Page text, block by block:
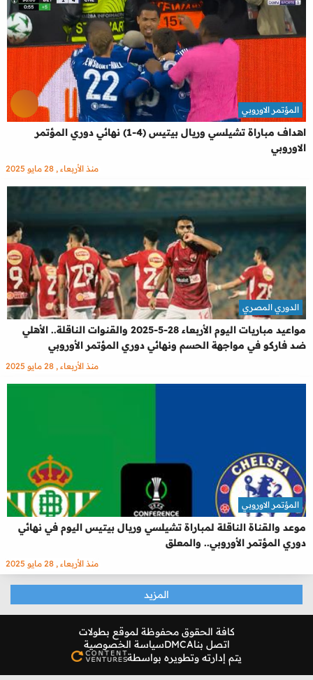
اهداف مباراة تشيلسي وريال بيتيس (4-1) نهائي دوري المؤتمر
الاوروبي
المؤتمر الاوروبي
منذ الأربعاء , 28 مايو 2025
مواعيد مباريات اليوم الأربعاء 28-5-2025 والقنوات الناقلة.. الأهلي
ضد فاركو في مواجهة الحسم ونهائي دوري المؤتمر الأوروبي
الدوري المصري
منذ الأربعاء , 28 مايو 2025
موعد والقناة الناقلة لمباراة تشيلسي وريال بيتيس اليوم في نهائي
دوري المؤتمر الأوروبي.. والمعلق
المؤتمر الاوروبي
منذ الأربعاء , 28 مايو 2025
المزيد
كافة الحقوق محفوظة لموقع بطولات
اتصل بناDMCAسياسة الخصوصية
يتم إدارته وتطويره بواسطة